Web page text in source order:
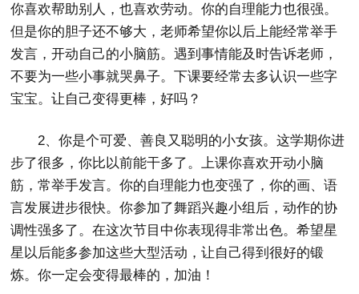
你喜欢帮助别人，也喜欢劳动。你的自理能力也很强。
但是你的胆子还不够大，老师希望你以后上能经常举手
发言，开动自己的小脑筋。遇到事情能及时告诉老师，
不要为一些小事就哭鼻子。下课要经常去多认识一些字
宝宝。让自己变得更棒，好吗？
2、你是个可爱、善良又聪明的小女孩。这学期你进
步了很多，你比以前能干多了。上课你喜欢开动小脑
筋，常举手发言。你的自理能力也变强了，你的画、语
言发展进步很快。你参加了舞蹈兴趣小组后，动作的协
调性强多了。在这次节目中你表现得非常出色。希望星
星以后能多参加这些大型活动，让自己得到很好的锻
炼。你一定会变得最棒的，加油！